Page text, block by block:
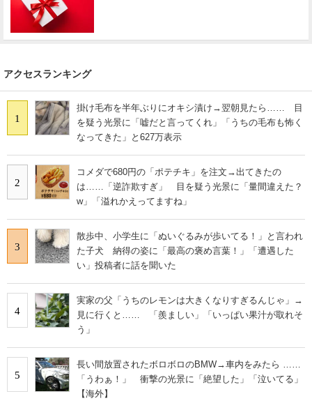
アクセスランキング
1
掛け毛布を半年ぶりにオキシ漬け→翌朝見たら…… 目
を疑う光景に「嘘だと言ってくれ」「うちの毛布も怖く
なってきた」と627万表示
2
コメダで680円の「ポテチキ」を注文→出てきたの
は……「逆詐欺すぎ」 目を疑う光景に「量間違えた？
w」「溢れかえってますね」
3
散歩中、小学生に「ぬいぐるみが歩いてる！」と言われ
た子犬 納得の姿に「最高の褒め言葉！」「遭遇した
い」投稿者に話を聞いた
4
実家の父「うちのレモンは大きくなりすぎるんじゃ」→
見に行くと…… 「羨ましい」「いっぱい果汁が取れそ
う」
5
長い間放置されたボロボロのBMW→車内をみたら ……
「うわぁ！」 衝撃の光景に「絶望した」「泣いてる」
【海外】